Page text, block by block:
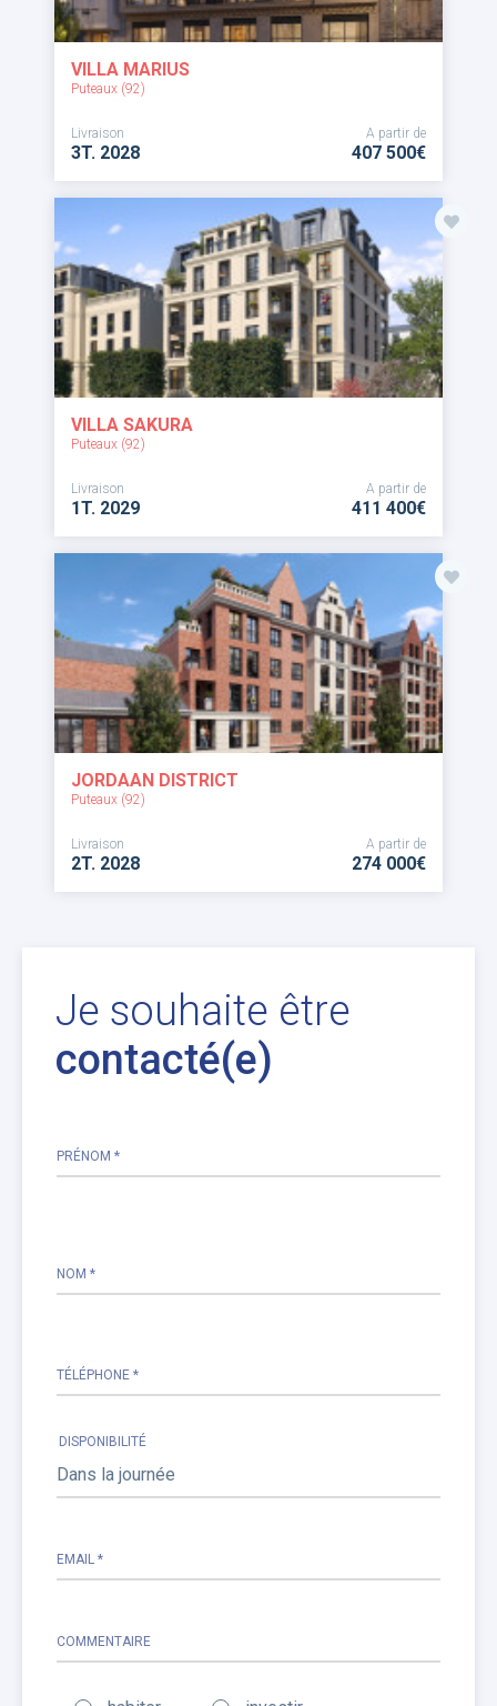
VILLA MARIUS
Puteaux (92)
Livraison
3T. 2028
A partir de
407 500€
VILLA SAKURA
Puteaux (92)
Livraison
1T. 2029
A partir de
411 400€
JORDAAN DISTRICT
Puteaux (92)
Livraison
2T. 2028
A partir de
274 000€
Je souhaite être
contacté(e)
PRÉNOM *
this
field
NOM *
TÉLÉPHONE *
DISPONIBILITÉ
EMAIL *
COMMENTAIRE